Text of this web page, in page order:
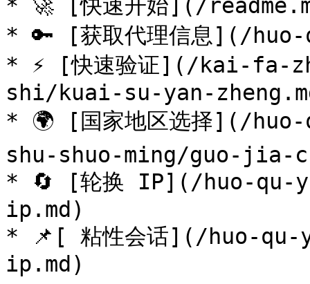
* 🚀 [快速开始](/
* 🔑 [获取代理信息](/
* ⚡ [快速验证](/kai-fa-
shi/kuai-su-yan-
* 🌍 [国家地区选择](/
shu-shuo-ming/guo-jia-
* 🔄 [轮换 IP](/huo-
ip.md)
* 📌[ 粘性会话](/huo-
ip.md)